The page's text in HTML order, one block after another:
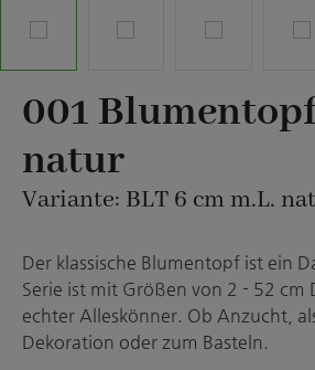
001
natur
Variante: BLT 6 cm m.L.
Der klassische Blumentopf ist ein
Serie ist mit Größen von 2 - 52 cm
echter Alleskönner. Ob Anzucht,
Dekoration oder zum Basteln.